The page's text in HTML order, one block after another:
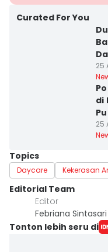
Curated For You
25
di
25
Topics
Daycare Kekerasan
Editorial Team
Editor
Febriana Sintasari
Tonton lebih seru di